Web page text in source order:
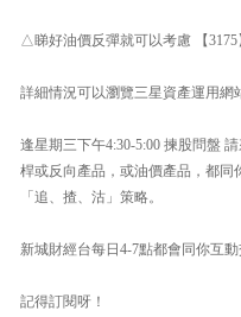
△睇好油價反彈就可以考慮 【3175
詳細情況可以瀏覽三星資產運用網
逢星期三下午4:30-5:00 揀股問盤
桿或反向產品，或油價產品，都
「追、揸、沽」策略。
新城財經台每日4-7點都會同你互
記得訂閱呀！